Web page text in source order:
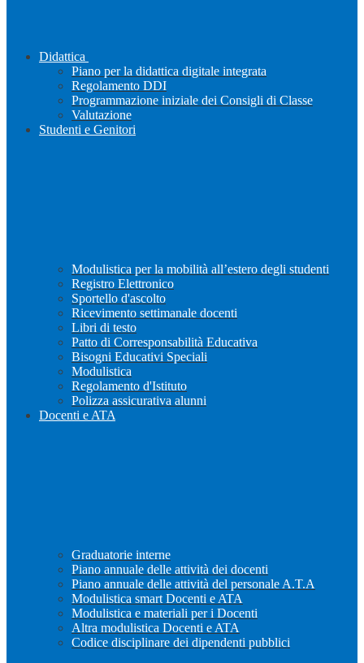
Didattica
Piano per la didattica digitale integrata
Regolamento DDI
Programmazione iniziale dei Consigli di Classe
Valutazione
Studenti e Genitori
Modulistica per la mobilità all’estero degli studenti
Registro Elettronico
Sportello d'ascolto
Ricevimento settimanale docenti
Libri di testo
Patto di Corresponsabilità Educativa
Bisogni Educativi Speciali
Modulistica
Regolamento d'Istituto
Polizza assicurativa alunni
Docenti e ATA
Graduatorie interne
Piano annuale delle attività dei docenti
Piano annuale delle attività del personale A.T.A
Modulistica smart Docenti e ATA
Modulistica e materiali per i Docenti
Altra modulistica Docenti e ATA
Codice disciplinare dei dipendenti pubblici